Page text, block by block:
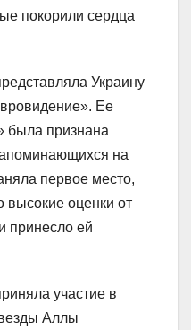
покорили сердца
Украину
Ее
была признана
на
первое место,
высокие оценки от
принесло ей
участие в
Аллы